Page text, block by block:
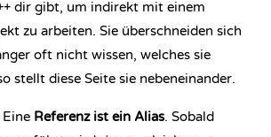
dir gibt, um indirekt mit einem
zu arbeiten. Sie überschneiden sich
oft nicht wissen, welches sie
stellt diese Seite sie nebeneinander.
Referenz ist ein Alias. Sobald